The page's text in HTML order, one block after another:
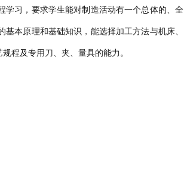
学习，要求学生能对制造活动有一个总体的、全
本原理和基础知识，能选择加工方法与机床、
程及专用刀、夹、量具的能力。